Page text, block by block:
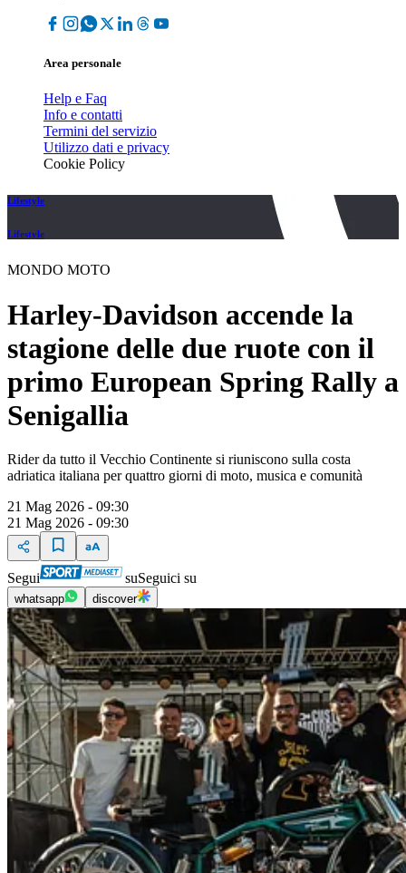
Area personale
Help e Faq
Info e contatti
Termini del servizio
Utilizzo dati e privacy
Cookie Policy
Lifestyle
Lifestyle
MONDO MOTO
Harley-Davidson accende la
stagione delle due ruote con il
primo European Spring Rally a
Senigallia
Rider da tutto il Vecchio Continente si riuniscono sulla costa
adriatica italiana per quattro giorni di moto, musica e comunità
21 Mag 2026 - 09:30
21 Mag 2026 - 09:30
Segui suSeguici su
whatsapp discover